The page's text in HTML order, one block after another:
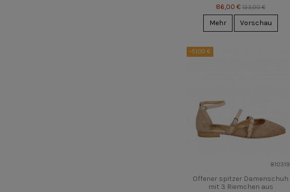
86,00 € 123,00 €
Mehr Vorschau
-51,00 €
810319
Offener spitzer Damenschuh
mit 3 Riemchen aus